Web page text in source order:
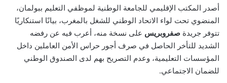
أصدر المكتب الإقليمي للجامعة الوطنية لموظفي التعليم ببولمان،
المنضوي تحت لواء الاتحاد الوطني للشغل بالمغرب، بيانًا استنكاريًا
تتوفر جريدة صفروبريس على نسخة منه، أعرب فيه عن رفضه
الشديد للتأخر الحاصل في صرف أجور حراس الأمن العاملين داخل
المؤسسات التعليمية، وعدم التصريح بهم لدى الصندوق الوطني
للضمان الاجتماعي.